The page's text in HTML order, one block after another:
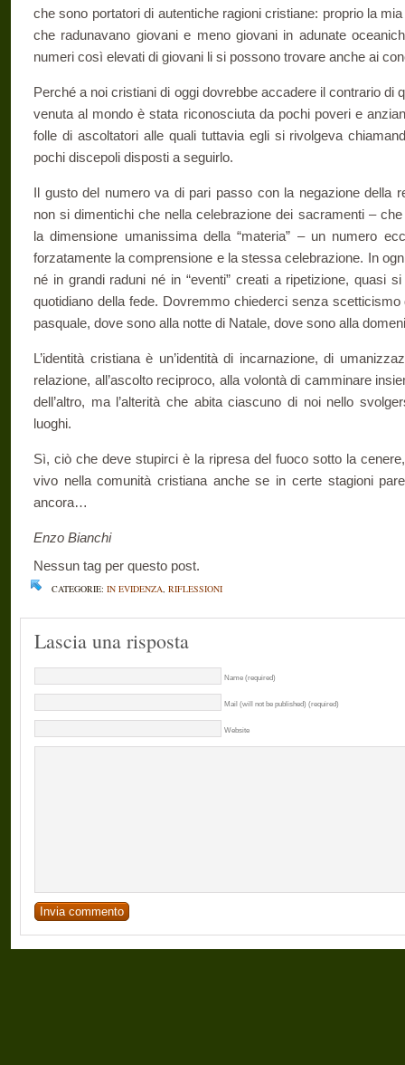
che sono portatori di autentiche ragioni cristiane: proprio la
che radunavano giovani e meno giovani in adunate
numeri così elevati di giovani li si possono trovare anche ai
Perché a noi cristiani di oggi dovrebbe accadere il contrario di
venuta al mondo è stata riconosciuta da pochi poveri e
folle di ascoltatori alle quali tuttavia egli si rivolgeva
pochi discepoli disposti a seguirlo.
Il gusto del numero va di pari passo con la negazione della
non si dimentichi che nella celebrazione dei sacramenti –
la dimensione umanissima della “materia” – un numero
forzatamente la comprensione e la stessa celebrazione. In
né in grandi raduni né in “eventi” creati a ripetizione, quasi
quotidiano della fede. Dovremmo chiederci senza
pasquale, dove sono alla notte di Natale, dove sono alla
L’identità cristiana è un’identità di incarnazione, di
relazione, all’ascolto reciproco, alla volontà di camminare
dell’altro, ma l’alterità che abita ciascuno di noi nello
luoghi.
Sì, ciò che deve stupirci è la ripresa del fuoco sotto la
vivo nella comunità cristiana anche se in certe stagioni
ancora…
Enzo Bianchi
Nessun tag per questo post.
CATEGORIE: IN EVIDENZA, RIFLESSIONI
Lascia una risposta
Name (required)
Mail (will not be published) (required)
Website